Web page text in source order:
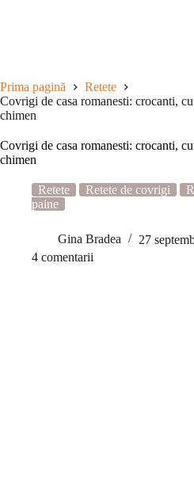
Prima pagină
Retete
Covrigi de casa romanesti: crocanti, cu
chimen
Covrigi de casa romanesti: crocanti, cu
chimen
Retete Retete de covrigi
paine
Gina Bradea
27
4 comentarii